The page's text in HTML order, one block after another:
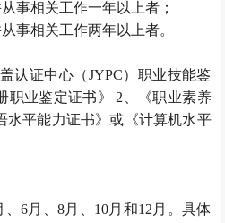
事相关工作一年以上者；
事相关工作两年以上者。
认证中心（JYPC）职业技能鉴
职业鉴定证书》 2、《职业素养
水平能力证书》或《计算机水平
6月、8月、10月和12月。具体